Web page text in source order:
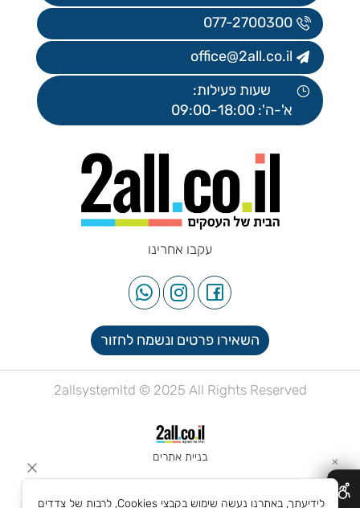
077-2700300
office@2all.co.il
שעות פעילות:
א'-ה': 09:00-18:00
עקבו אחרינו
השאירו פרטים ונשמח לחזור
2allsystemltd © 2025 All Rights Reserved
בניית אתרים ✕
לידיעתך, באתרנו נעשה שימוש בקבצי Cookies, לרבות של צדדים